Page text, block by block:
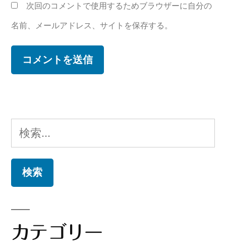
次回のコメントで使用するためブラウザーに自分の
名前、メールアドレス、サイトを保存する。
検
索:
カテゴリー